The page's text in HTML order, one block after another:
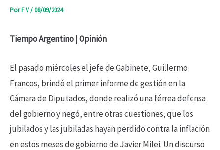
PorF V/08/09/2024
Tiempo Argentino | Opinión
El pasado miércoles el jefe de Gabinete, Guillermo
Francos, brindó el primer informe de gestión en la
Cámara de Diputados, donde realizó una férrea defensa
del gobierno y negó, entre otras cuestiones, que los
jubilados y las jubiladas hayan perdido contra la inflación
en estos meses de gobierno de Javier Milei. Un discurso